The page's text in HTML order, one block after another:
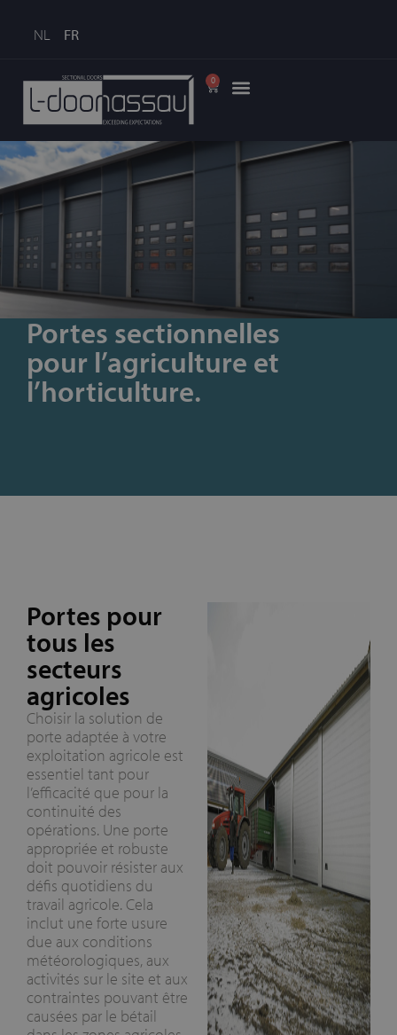
NL FR
0
Portes sectionnelles
pour l’agriculture et
l’horticulture.
Portes pour
tous les
secteurs
agricoles
Choisir la solution de
porte adaptée à votre
exploitation agricole est
essentiel tant pour
l’efficacité que pour la
continuité des
opérations. Une porte
appropriée et robuste
doit pouvoir résister aux
défis quotidiens du
travail agricole. Cela
inclut une forte usure
due aux conditions
météorologiques, aux
activités sur le site et aux
contraintes pouvant être
causées par le bétail